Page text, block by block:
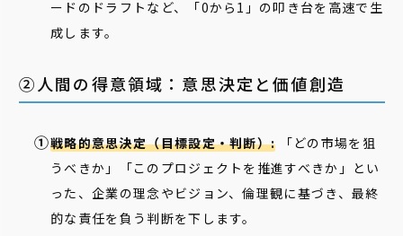
ードのドラフトなど、「0から1」の叩き台を高速で生
成します。
②人間の得意領域：意思決定と価値創造
戦略的意思決定（目標設定・判断）: 「どの市場を狙
うべきか」「このプロジェクトを推進すべきか」とい
った、企業の理念やビジョン、倫理観に基づき、最終
的な責任を負う判断を下します。